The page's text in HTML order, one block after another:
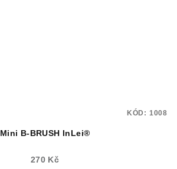
Mini B-BRUSH InLei®
270 Kč
KÓD: 1008